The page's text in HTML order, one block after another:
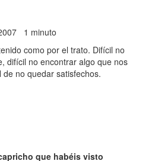
1 minuto
como por el trato. Difícil no
difícil no encontrar algo que nos
no quedar satisfechos.
que habéis visto